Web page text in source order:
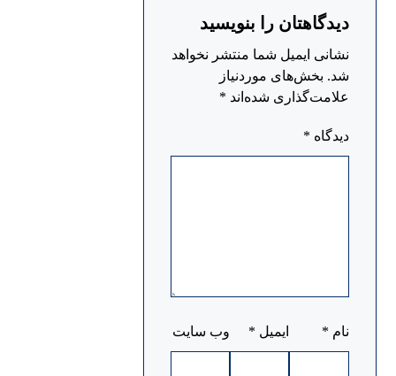
دیدگاهتان را بنویسید
نشانی ایمیل شما منتشر نخواهد
شد. بخش‌های موردنیاز
علامت‌گذاری شده‌اند *
دیدگاه *
نام * ایمیل * وب‌ سایت